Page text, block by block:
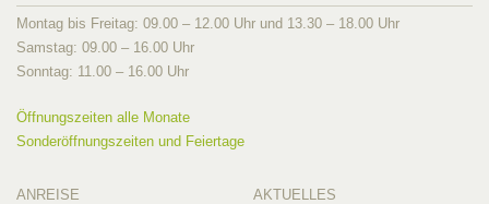
Montag bis Freitag: 09.00 – 12.00 Uhr und 13.30 – 18.00 Uhr
Samstag: 09.00 – 16.00 Uhr
Sonntag: 11.00 – 16.00 Uhr
Öffnungszeiten alle Monate
Sonderöffnungszeiten und Feiertage
ANREISE
AKTUELLES